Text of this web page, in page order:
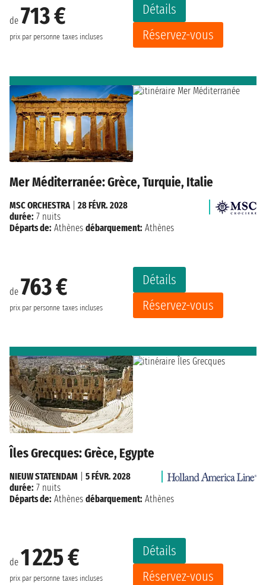
de 713 €
prix par personne taxes incluses
Détails
Réservez-vous
Mer Méditerranée: Grèce, Turquie, Italie
de 763 €
prix par personne taxes incluses
Détails
Réservez-vous
MSC ORCHESTRA| 28 FÉVR. 2028
durée: 7 nuits
Départs de: Athènes débarquement: Athènes
Îles Grecques: Grèce, Egypte
de 1 225 €
prix par personne taxes incluses
Détails
Réservez-vous
NIEUW STATENDAM
5 FÉVR. 2028
durée: 7 nuits
Départs de: Athènes débarquement: Athènes